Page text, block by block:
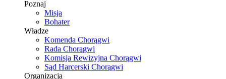
Poznaj
Misja
Bohater
Władze
Komenda Chorągwi
Rada Chorągwi
Komisja Rewizyjna Chorągwi
Sąd Harcerski Chorągwi
Organizacja